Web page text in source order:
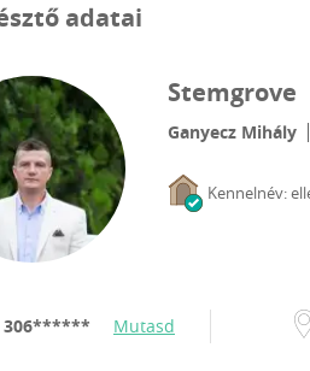
adatai
Stemgrove
Ganyecz Mihály
Kennelnév:
306****** Mutasd